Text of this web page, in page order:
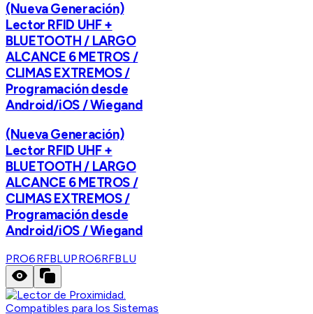
(Nueva Generación)
Lector RFID UHF +
BLUETOOTH / LARGO
ALCANCE 6 METROS /
CLIMAS EXTREMOS /
Programación desde
Android/iOS / Wiegand
(Nueva Generación)
Lector RFID UHF +
BLUETOOTH / LARGO
ALCANCE 6 METROS /
CLIMAS EXTREMOS /
Programación desde
Android/iOS / Wiegand
PRO6RFBLUPRO6RFBLU